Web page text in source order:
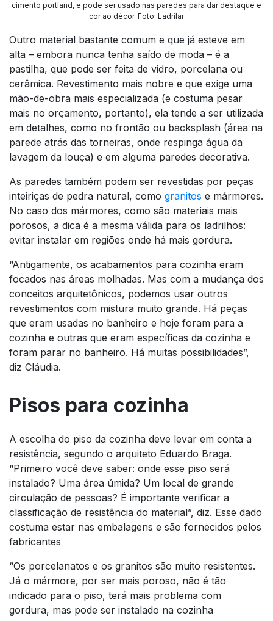
cimento portland, e pode ser usado nas paredes para dar destaque e
cor ao décor. Foto: Ladrilar
Outro material bastante comum e que já esteve em
alta – embora nunca tenha saído de moda – é a
pastilha, que pode ser feita de vidro, porcelana ou
cerâmica. Revestimento mais nobre e que exige uma
mão-de-obra mais especializada (e costuma pesar
mais no orçamento, portanto), ela tende a ser utilizada
em detalhes, como no frontão ou backsplash (área na
parede atrás das torneiras, onde respinga água da
lavagem da louça) e em alguma paredes decorativa.
As paredes também podem ser revestidas por peças
inteiriças de pedra natural, como granitos e mármores.
No caso dos mármores, como são materiais mais
porosos, a dica é a mesma válida para os ladrilhos:
evitar instalar em regiões onde há mais gordura.
“Antigamente, os acabamentos para cozinha eram
focados nas áreas molhadas. Mas com a mudança dos
conceitos arquitetônicos, podemos usar outros
revestimentos com mistura muito grande. Há peças
que eram usadas no banheiro e hoje foram para a
cozinha e outras que eram específicas da cozinha e
foram parar no banheiro. Há muitas possibilidades”,
diz Cláudia.
Pisos para cozinha
A escolha do piso da cozinha deve levar em conta a
resistência, segundo o arquiteto Eduardo Braga.
“Primeiro você deve saber: onde esse piso será
instalado? Uma área úmida? Um local de grande
circulação de pessoas? É importante verificar a
classificação de resistência do material”, diz. Esse dado
costuma estar nas embalagens e são fornecidos pelos
fabricantes
“Os porcelanatos e os granitos são muito resistentes.
Já o mármore, por ser mais poroso, não é tão
indicado para o piso, terá mais problema com
gordura, mas pode ser instalado na cozinha